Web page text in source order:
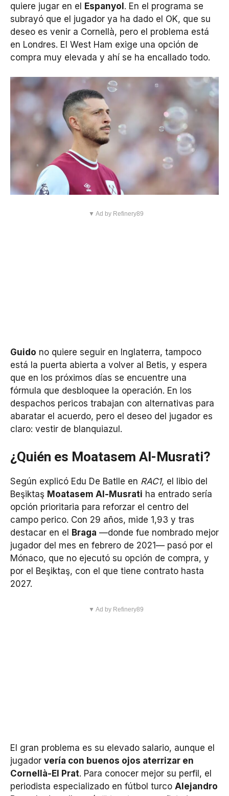
quiere jugar en el Espanyol. En el programa se
subrayó que el jugador ya ha dado el OK, que su
deseo es venir a Cornellà, pero el problema está
en Londres. El West Ham exige una opción de
compra muy elevada y ahí se ha encallado todo.
▼ Ad by Refinery89
Guido no quiere seguir en Inglaterra, tampoco
está la puerta abierta a volver al Betis, y espera
que en los próximos días se encuentre una
fórmula que desbloquee la operación. En los
despachos pericos trabajan con alternativas para
abaratar el acuerdo, pero el deseo del jugador es
claro: vestir de blanquiazul.
¿Quién es Moatasem Al-Musrati?
Según explicó Edu De Batlle en RAC1, el libio del
Beşiktaş Moatasem Al-Musrati ha entrado sería
opción prioritaria para reforzar el centro del
campo perico. Con 29 años, mide 1,93 y tras
destacar en el Braga —donde fue nombrado mejor
jugador del mes en febrero de 2021— pasó por el
Mónaco, que no ejecutó su opción de compra, y
por el Beşiktaş, con el que tiene contrato hasta
2027.
▼ Ad by Refinery89
El gran problema es su elevado salario, aunque el
jugador vería con buenos ojos aterrizar en
Cornellà-El Prat. Para conocer mejor su perfil, el
periodista especializado en fútbol turco Alejandro